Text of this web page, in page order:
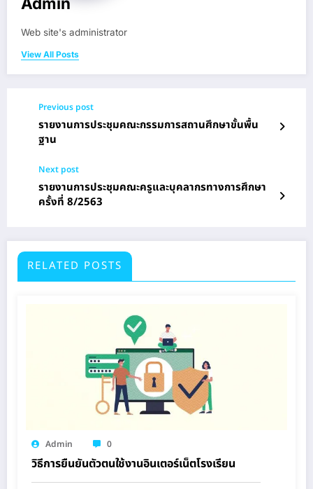
Web site's administrator
View All Posts
Previous post
รายงานการประชุมคณะกรรมการสถานศึกษาขั้นพื้น
ฐาน
Next post
รายงานการประชุมคณะครูและบุคลากรทางการศึกษา
ครั้งที่ 8/2563
RELATED POSTS
Admin 0
วิธีการยืนยันตัวตนใช้งานอินเตอร์เน็ตโรงเรียน